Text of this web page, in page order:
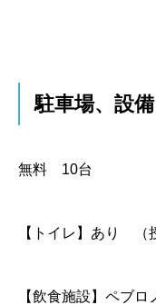
駐車場、設備
無料 10台
【トイレ】 あり （
【飲食施設】 ペブロ